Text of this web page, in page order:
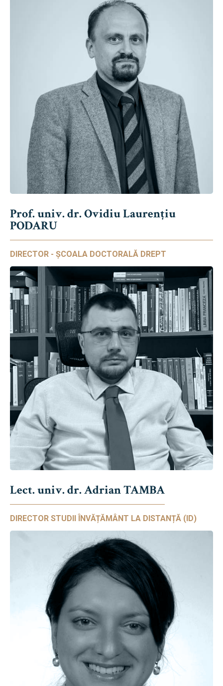
Prof. univ. dr. Ovidiu Laurențiu
PODARU
DIRECTOR - ȘCOALA DOCTORALĂ DREPT
Lect. univ. dr. Adrian TAMBA
DIRECTOR STUDII ÎNVĂȚĂMÂNT LA DISTANȚĂ (ID)